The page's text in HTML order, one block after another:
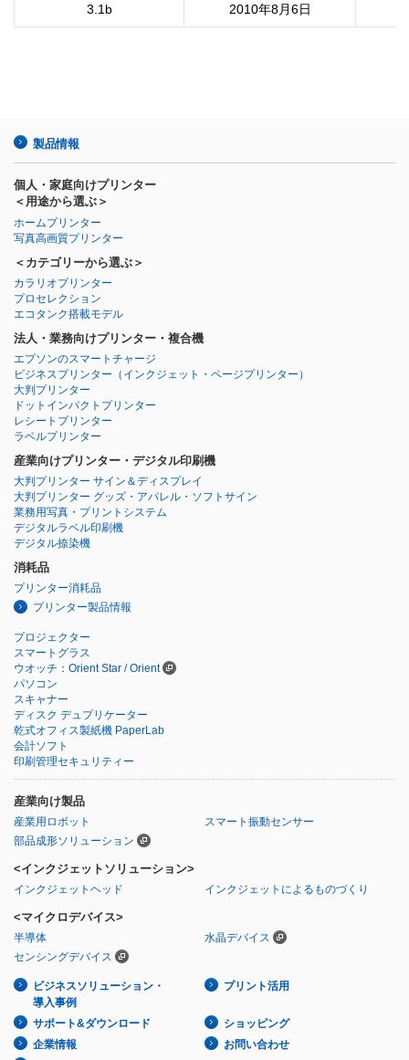
3.1b 2010年8月6日
製品情報
個人・家庭向けプリンター
＜用途から選ぶ＞
ホームプリンター
写真高画質プリンター
＜カテゴリーから選ぶ＞
カラリオプリンター
プロセレクション
エコタンク搭載モデル
法人・業務向けプリンター・複合機
エプソンのスマートチャージ
ビジネスプリンター （インクジェット・ページプリンター）
大判プリンター
ドットインパクトプリンター
レシートプリンター
ラベルプリンター
産業向けプリンター・デジタル印刷機
大判プリンター サイン＆ディスプレイ
大判プリンター グッズ・アパレル・ソフトサイン
業務用写真・プリントシステム
デジタルラベル印刷機
デジタル捺染機
消耗品
プリンター消耗品
プリンター製品情報
プロジェクター
スマートグラス
ウオッチ：Orient Star / Orient
パソコン
スキャナー
ディスク デュプリケーター
乾式オフィス製紙機 PaperLab
会計ソフト
印刷管理セキュリティー
産業向け製品
産業用ロボット
スマート振動センサー
部品成形ソリューション
<インクジェットソリューション>
インクジェットヘッド インクジェットによるものづくり
<マイクロデバイス>
半導体
水晶デバイス
センシングデバイス
ビジネスソリューション・
導入事例
プリント活用
サポート&ダウンロード
ショッピング
企業情報
お問い合わせ